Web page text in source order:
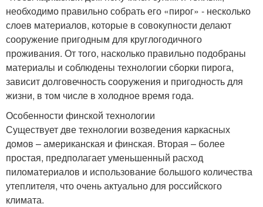
необходимо правильно собрать его «пирог» - несколько
слоев материалов, которые в совокупности делают
сооружение пригодным для круглогодичного
проживания. От того, насколько правильно подобраны
материалы и соблюдены технологии сборки пирога,
зависит долговечность сооружения и пригодность для
жизни, в том числе в холодное время года.
Особенности финской технологии
Существует две технологии возведения каркасных
домов – американская и финская. Вторая – более
простая, предполагает уменьшенный расход
пиломатериалов и использование большого количества
утеплителя, что очень актуально для российского
климата.